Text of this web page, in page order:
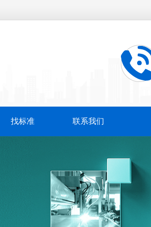
找标准 联系我们